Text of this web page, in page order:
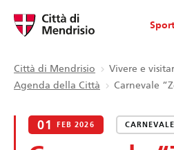
Città di Mendrisio Vivere e
Agenda della Città
Carnevale
01 FEB 2026 CARNEVALE